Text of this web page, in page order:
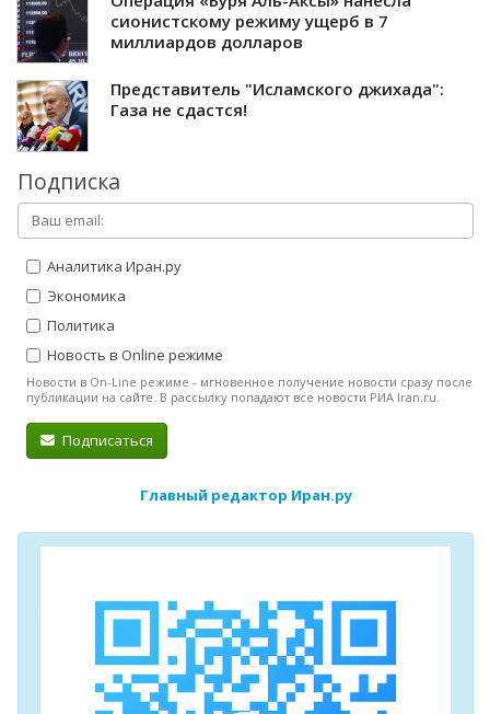
сионистскому режиму ущерб в 7
миллиардов долларов
Представитель "Исламского джихада":
Газа не сдастся!
Подписка
Аналитика Иран.ру
Экономика
Политика
Новость в Online режиме
Новости в On-Line режиме - мгновенное получение новости сразу после
публикации на сайте. В рассылку попадают все новости РИА Iran.ru.
Подписаться
Главный редактор Иран.ру